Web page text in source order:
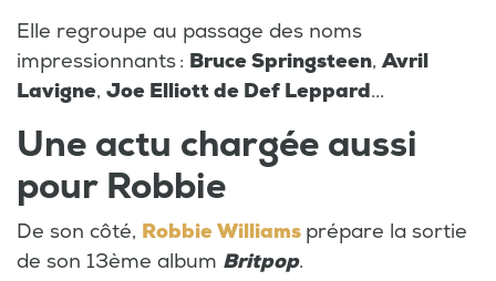
Elle regroupe au passage des noms
impressionnants : Bruce Springsteen, Avril
Lavigne, Joe Elliott de Def Leppard...
Une actu chargée aussi
pour Robbie
De son côté, Robbie Williams prépare la sortie
de son 13ème album Britpop.